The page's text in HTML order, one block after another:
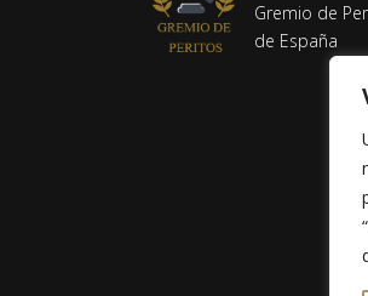
Gremio de
de España